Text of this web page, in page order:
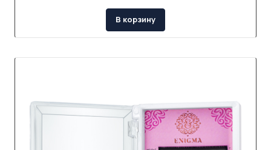
В корзину